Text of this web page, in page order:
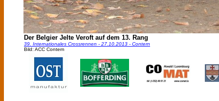
Der Belgier Jelte Veroft auf dem 13. Rang
39. Internationales Crossrennen - 27.10.2013 - Contern
Bild: ACC Contern